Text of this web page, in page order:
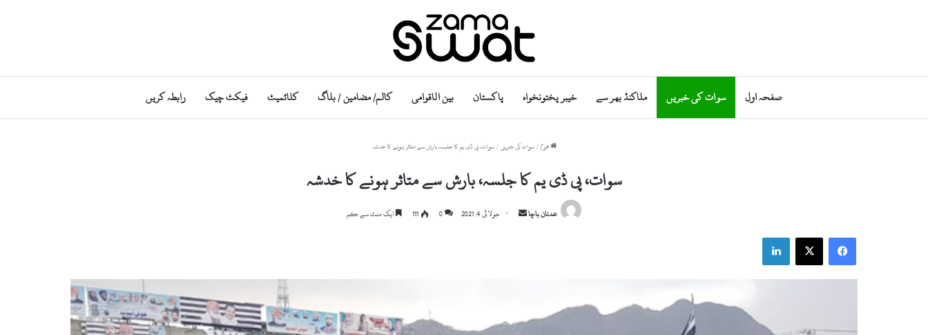
صفحہ اول سوات کی خبریں ملاکنڈ بھر سے خیبر پختونخواہ پاکستان بین الاقوامی کالم/ مضامین / بلاگ کلائمیٹ فیکٹ چیک رابطہ کریں
ھوم / سوات کی خبریں / سوات، پی ڈی یم کا جلسہ، بارش سے متاثر ہونے کا خدشہ
سوات، پی ڈی یم کا جلسہ، بارش سے متاثر ہونے کا خدشہ
عدنان باچا
Send جولائی 4, 2021 0
111 ایک منٹ سے کم
Facebook
X
LinkedIn